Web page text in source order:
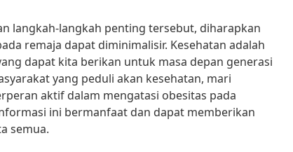
langkah-langkah penting tersebut, diharapkan
remaja dapat diminimalisir. Kesehatan adalah
dapat kita berikan untuk masa depan generasi
yang peduli akan kesehatan, mari
aktif dalam mengatasi obesitas pada
ini bermanfaat dan dapat memberikan
semua.